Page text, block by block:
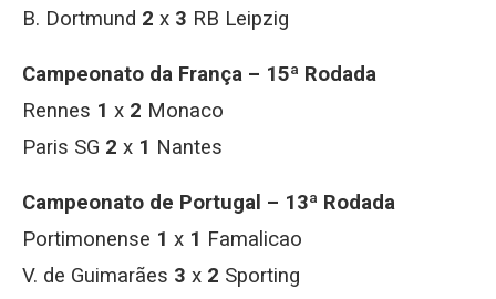
B. Dortmund 2 x 3 RB Leipzig
Campeonato da França – 15ª Rodada
Rennes 1 x 2 Monaco
Paris SG 2 x 1 Nantes
Campeonato de Portugal – 13ª Rodada
Portimonense 1 x 1 Famalicao
V. de Guimarães 3 x 2 Sporting